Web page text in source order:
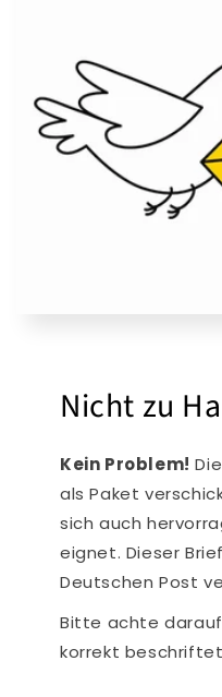
Nicht zu
Kein Problem!
als Paket
sich auch
eignet. Dieser
Deutschen Post
Bitte achte
korrekt